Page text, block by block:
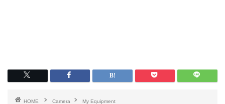
HOME Camera
My Equipment